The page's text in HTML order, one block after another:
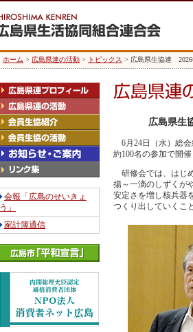
ホーム > 広島県連の活動 > トピックス > 広島県生協連 2026
会報「広島のせいきょ
う」
家計簿通信
広島県生
6月24日（水）総会
約100名の参加で開
研修会では、はじ
揚～一滴のしずくが
安定さを増し核兵器
つくり出していくこ